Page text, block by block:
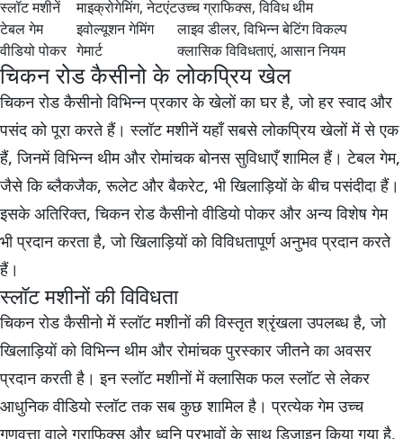
स्लॉट मशीनें
माइक्रोगेमिंग, नेटएंटउच्च ग्राफिक्स, विविध थीम
टेबल गेम
इवोल्यूशन गेमिंग
लाइव डीलर, विभिन्न बेटिंग विकल्प
वीडियो पोकर गेमार्ट क्लासिक विविधताएं, आसान नियम
चिकन रोड कैसीनो के लोकप्रिय खेल
चिकन रोड कैसीनो विभिन्न प्रकार के खेलों का घर है, जो हर स्वाद और
पसंद को पूरा करते हैं। स्लॉट मशीनें यहाँ सबसे लोकप्रिय खेलों में से एक
हैं, जिनमें विभिन्न थीम और रोमांचक बोनस सुविधाएँ शामिल हैं। टेबल गेम,
जैसे कि ब्लैकजैक, रूलेट और बैकरेट, भी खिलाड़ियों के बीच पसंदीदा हैं।
इसके अतिरिक्त, चिकन रोड कैसीनो वीडियो पोकर और अन्य विशेष गेम
भी प्रदान करता है, जो खिलाड़ियों को विविधतापूर्ण अनुभव प्रदान करते
हैं।
स्लॉट मशीनों की विविधता
चिकन रोड कैसीनो में स्लॉट मशीनों की विस्तृत श्रृंखला उपलब्ध है, जो
खिलाड़ियों को विभिन्न थीम और रोमांचक पुरस्कार जीतने का अवसर
प्रदान करती है। इन स्लॉट मशीनों में क्लासिक फल स्लॉट से लेकर
आधुनिक वीडियो स्लॉट तक सब कुछ शामिल है। प्रत्येक गेम उच्च
गुणवत्ता वाले ग्राफिक्स और ध्वनि प्रभावों के साथ डिज़ाइन किया गया है,